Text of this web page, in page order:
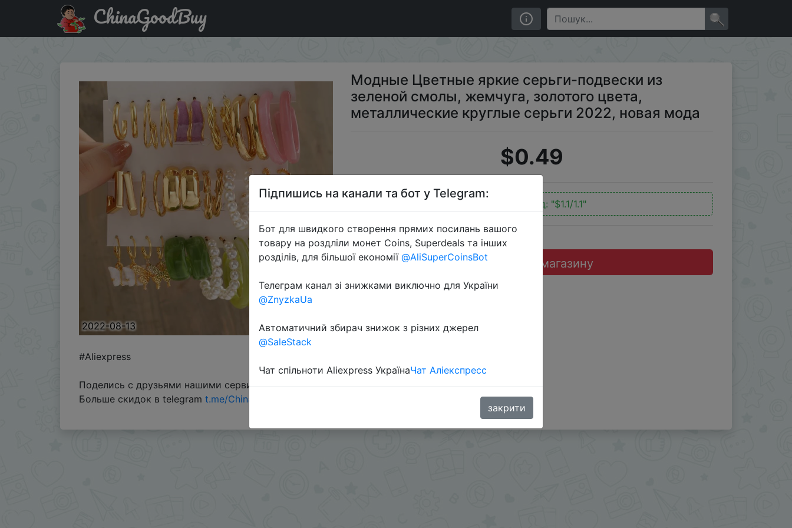
Код на знижку $1.1/1.1 Модные Цветные яркие серьги-подвески из зеленой смолы, жемчуга, золотого цвета, металлические круглые серьги 2022, новая мода
ChinaGoodBuy
2022-08-13
Модные Цветные яркие серьги-подвески из
зеленой смолы, жемчуга, золотого цвета,
металлические круглые серьги 2022, новая мода
$0.49
Промокод: "$1.1/1.1"
Перейти до магазину
#Aliexpress
Поделись с друзьями нашими сервисами - @SKIDKOVOZ
Больше скидок в telegram t.me/ChinaGoodBuy
Підпишись на канали та бот у Telegram:
Бот для швидкого створення прямих посилань вашого
товару на роздліли монет Coins, Superdeals та інших
розділів, для більшої економії @AliSuperCoinsBot
Телеграм канал зі знижками виключно для України
@ZnyzkaUa
Автоматичний збирач знижок з різних джерел
@SaleStack
Чат спільноти Aliexpress УкраїнаЧат Аліекспресс
закрити